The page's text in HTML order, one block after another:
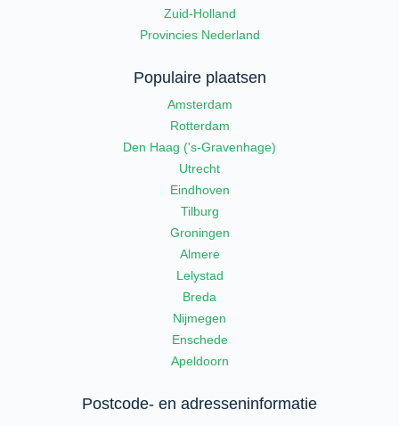
Zuid-Holland
Provincies Nederland
Populaire plaatsen
Amsterdam
Rotterdam
Den Haag ('s-Gravenhage)
Utrecht
Eindhoven
Tilburg
Groningen
Almere
Lelystad
Breda
Nijmegen
Enschede
Apeldoorn
Postcode- en adresseninformatie